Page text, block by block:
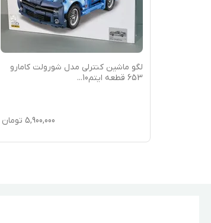
لگو ماشین کنترلی مدل شورولت کامارو
653 قطعه ایتم10
...
5,900,000 تومان